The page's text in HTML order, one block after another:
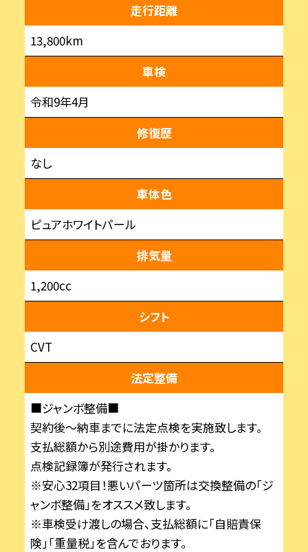
走行距離
13,800km
車検
令和9年4月
修復歴
なし
車体色
ピュアホワイトパール
排気量
1,200cc
シフト
CVT
法定整備
■ジャンボ整備■
契約後～納車までに法定点検を実施致します。
支払総額から別途費用が掛かります。
点検記録簿が発行されます。
※安心32項目！悪いパーツ箇所は交換整備の「ジ
ャンボ整備」をオススメ致します。
※車検受け渡しの場合、支払総額に「自賠責保
険」「重量税」を含んでおります。